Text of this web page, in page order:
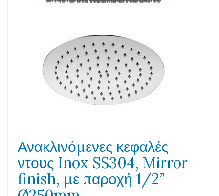
Ανακλινόμενες κεφαλές
ντους Inox SS304, Mirror
finish, με παροχή 1/2”